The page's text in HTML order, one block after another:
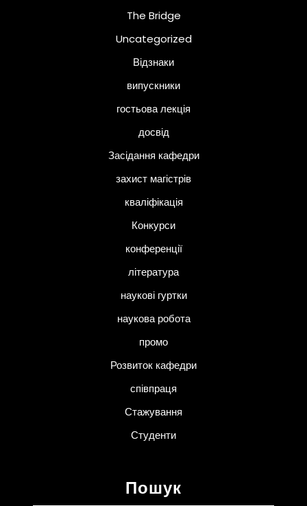
The Bridge
Uncategorized
Відзнаки
випускники
гостьова лекція
досвід
Засідання кафедри
захист магістрів
кваліфікація
Конкурси
конференції
література
наукові гуртки
наукова робота
промо
Розвиток кафедри
співпраця
Стажування
Студенти
Пошук